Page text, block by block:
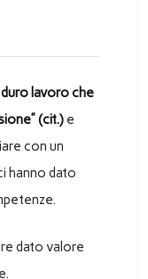
lavoro che
(cit.) e
con un
hanno dato
dato valore